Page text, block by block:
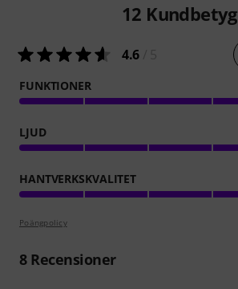
12 Kundbetyg
4.6
FUNKTIONER
LJUD
HANTVERKSKVALITET
Poängpolicy
8Recensioner